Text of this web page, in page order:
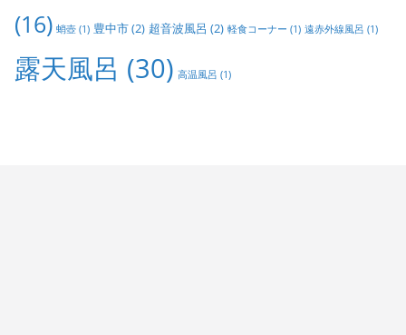
(16) 蛸壺 (1) 豊中市(2) 超音波風呂 (2) 軽食コーナー (1) 遠赤外線風呂 (1)
露天風呂 (30) 高温風呂 (1)